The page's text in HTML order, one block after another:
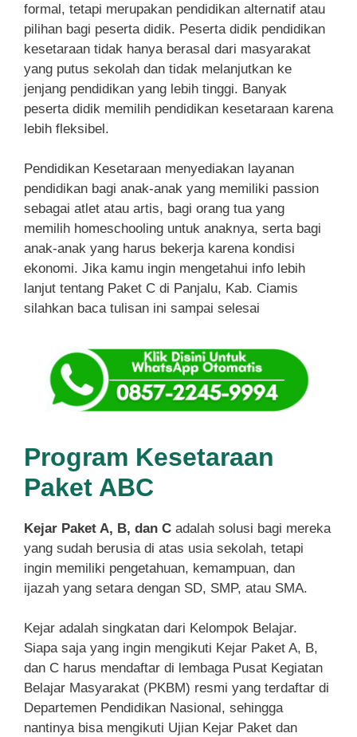
formal, tetapi merupakan pendidikan alternatif atau
pilihan bagi peserta didik. Peserta didik pendidikan
kesetaraan tidak hanya berasal dari masyarakat
yang putus sekolah dan tidak melanjutkan ke
jenjang pendidikan yang lebih tinggi. Banyak
peserta didik memilih pendidikan kesetaraan karena
lebih fleksibel.
Pendidikan Kesetaraan menyediakan layanan
pendidikan bagi anak-anak yang memiliki passion
sebagai atlet atau artis, bagi orang tua yang
memilih homeschooling untuk anaknya, serta bagi
anak-anak yang harus bekerja karena kondisi
ekonomi. Jika kamu ingin mengetahui info lebih
lanjut tentang Paket C di Panjalu, Kab. Ciamis
silahkan baca tulisan ini sampai selesai
Program Kesetaraan
Paket ABC
Kejar Paket A, B, dan C adalah solusi bagi mereka
yang sudah berusia di atas usia sekolah, tetapi
ingin memiliki pengetahuan, kemampuan, dan
ijazah yang setara dengan SD, SMP, atau SMA.
Kejar adalah singkatan dari Kelompok Belajar.
Siapa saja yang ingin mengikuti Kejar Paket A, B,
dan C harus mendaftar di lembaga Pusat Kegiatan
Belajar Masyarakat (PKBM) resmi yang terdaftar di
Departemen Pendidikan Nasional, sehingga
nantinya bisa mengikuti Ujian Kejar Paket dan